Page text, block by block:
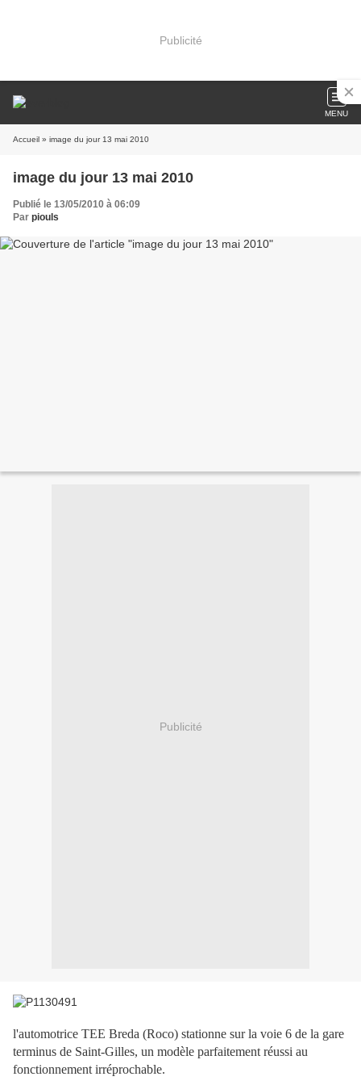
Publicité
MENU
Accueil » image du jour 13 mai 2010
image du jour 13 mai 2010
Publié le 13/05/2010 à 06:09
Par piouls
Publicité
l'automotrice TEE Breda (Roco) stationne sur la voie 6 de la gare
terminus de Saint-Gilles, un modèle parfaitement réussi au
fonctionnement irréprochable.